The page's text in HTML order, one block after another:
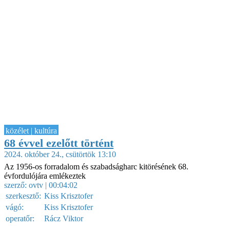
közélet | kultúra
68 évvel ezelőtt történt
2024. október 24., csütörtök 13:10
Az 1956-os forradalom és szabadságharc kitörésének 68.
évfordulójára emlékeztek
szerző: ovtv | 00:04:02
szerkesztő: Kiss Krisztofer
vágó:
Kiss Krisztofer
operatőr:
Rácz Viktor